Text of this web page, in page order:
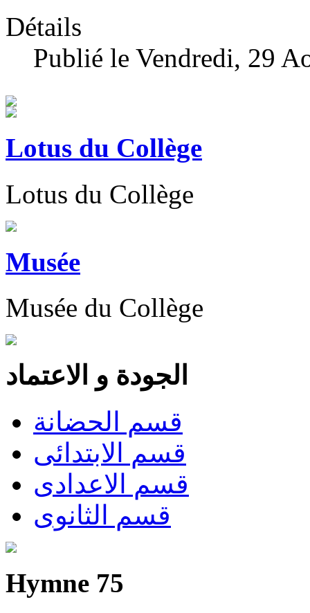
Détails
Publié le Vendredi, 29
Lotus du Collège
Lotus du Collège
Musée
Musée du Collège
الجودة و الاعتماد
قسم الحضانة
قسم الابتدائى
قسم الاعدادى
قسم الثانوى
Hymne 75